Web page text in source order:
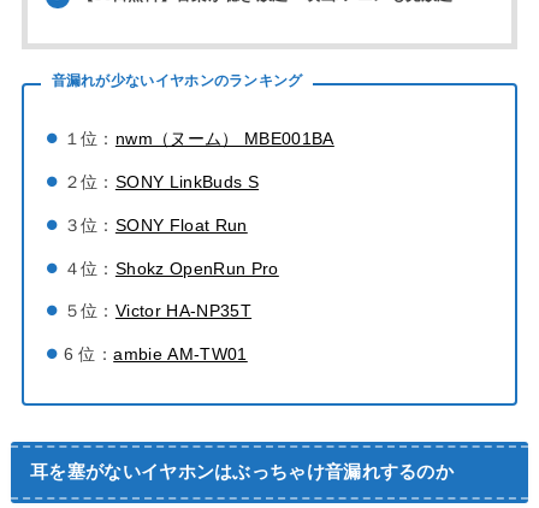
音漏れが少ないイヤホンのランキング
１位： nwm（ヌーム） MBE001BA
２位： SONY LinkBuds S
３位： SONY Float Run
４位： Shokz OpenRun Pro
５位： Victor HA-NP35T
6 位：ambie AM-TW01
耳を塞がないイヤホンはぶっちゃけ音漏れするのか